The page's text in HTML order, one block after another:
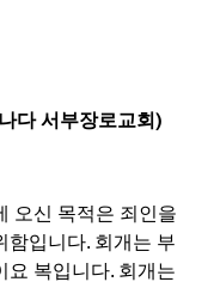
다 서부장로교회)
오신 목적은 죄인을
함입니다. 회개는 부
요 복입니다. 회개는